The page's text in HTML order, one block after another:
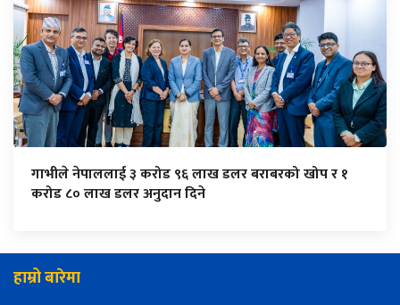
गाभीले नेपाललाई ३ करोड ९६ लाख डलर बराबरको खोप र १
करोड ८० लाख डलर अनुदान दिने
हाम्रो बारेमा